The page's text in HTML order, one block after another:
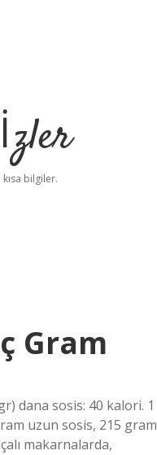
bilgiler.
Gram
dana sosis: 40 kalori. 1
uzun sosis, 215 gram
makarnalarda,